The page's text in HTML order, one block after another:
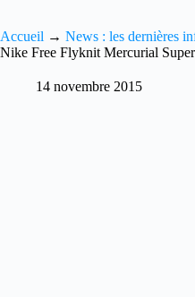
Accueil → News : les dernières
Nike Free Flyknit Mercurial
14 novembre 2015